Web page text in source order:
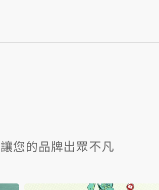
您的品牌出眾不凡